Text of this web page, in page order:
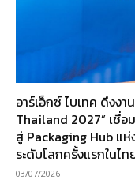
อาร์เอ็กซ์ ไบเทค ดึงงา
Thailand 2027” เชื่อ
สู่ Packaging Hub แห่
ระดับโลกครั้งแรกในไท
03/07/2026